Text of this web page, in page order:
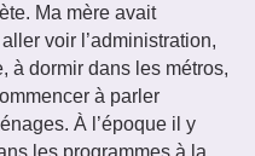
Ma mère avait
voir l’administration,
à dormir dans les métros,
à parler
À l’époque il y